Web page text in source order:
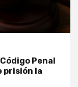
Penal
prisión la